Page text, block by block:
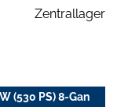
Zentrallager
(530 PS) 8-Gan